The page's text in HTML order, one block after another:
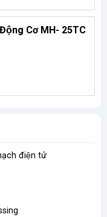
Cơ MH- 25TC
điện tử